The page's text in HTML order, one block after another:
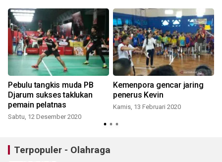
Pebulu tangkis muda PB
Djarum sukses taklukan
pemain pelatnas
Sabtu, 12 Desember 2020
Kemenpora gencar jaring
penerus Kevin
Kamis, 13 Februari 2020
Terpopuler - Olahraga